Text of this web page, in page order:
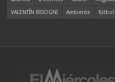
VALENTÍN BISOGNI
Ambiente fútbol